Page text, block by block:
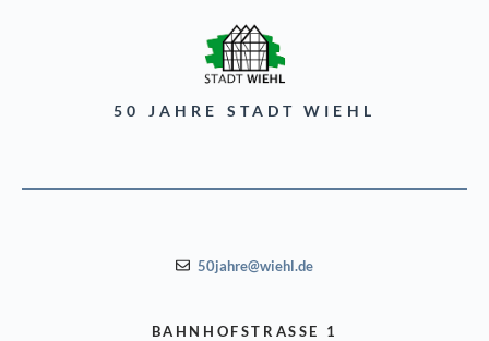
50 JAHRE STADT WIEHL
50jahre@wiehl.de
BAHNHOFSTRASSE 1